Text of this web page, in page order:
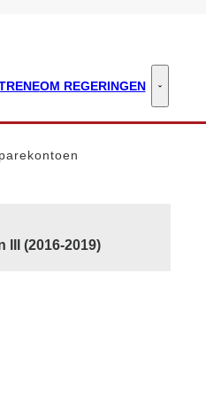
links
OM REGERINGEN Om
(2016-2019)